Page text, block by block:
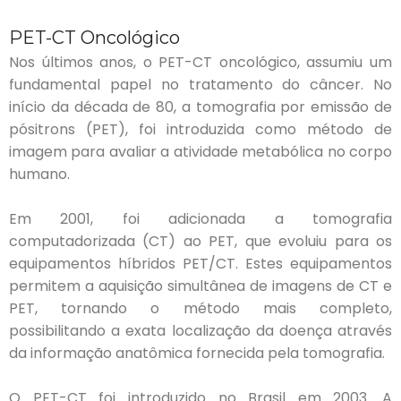
PET-CT Oncológico
Nos últimos anos, o PET-CT oncológico, assumiu um
fundamental papel no tratamento do câncer. No
início da década de 80, a tomografia por emissão de
pósitrons (PET), foi introduzida como método de
imagem para avaliar a atividade metabólica no corpo
humano.
Em 2001, foi adicionada a tomografia
computadorizada (CT) ao PET, que evoluiu para os
equipamentos híbridos PET/CT. Estes equipamentos
permitem a aquisição simultânea de imagens de CT e
PET, tornando o método mais completo,
possibilitando a exata localização da doença através
da informação anatômica fornecida pela tomografia.